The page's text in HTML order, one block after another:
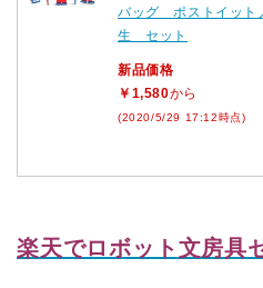
バッグ ポストイッ
生 セット
新品価格
￥1,580から
(2020/5/29 17:12時点)
楽天でロボット文房具